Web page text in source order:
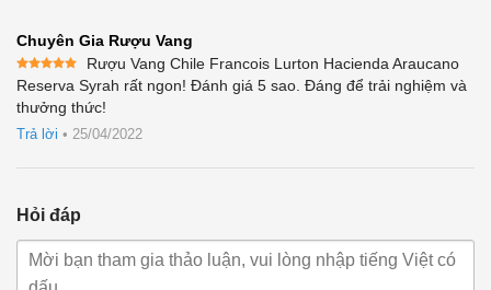
Chuyên Gia Rượu Vang
Được xếp
hạng55
sao
Rượu Vang Chile Francois Lurton Hacienda Araucano
Reserva Syrah rất ngon! Đánh giá 5 sao. Đáng để trải nghiệm và
thưởng thức!
Trả lời • 25/04/2022
Hỏi đáp